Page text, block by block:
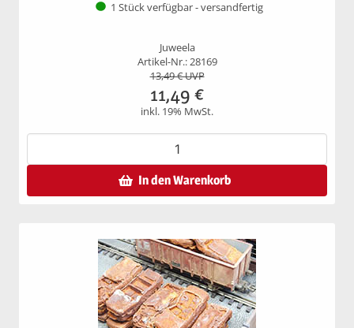
1 Stück verfügbar - versandfertig
Juweela
Artikel-Nr.: 28169
13,49€ UVP
11,49 €
inkl. 19% MwSt.
In den Warenkorb